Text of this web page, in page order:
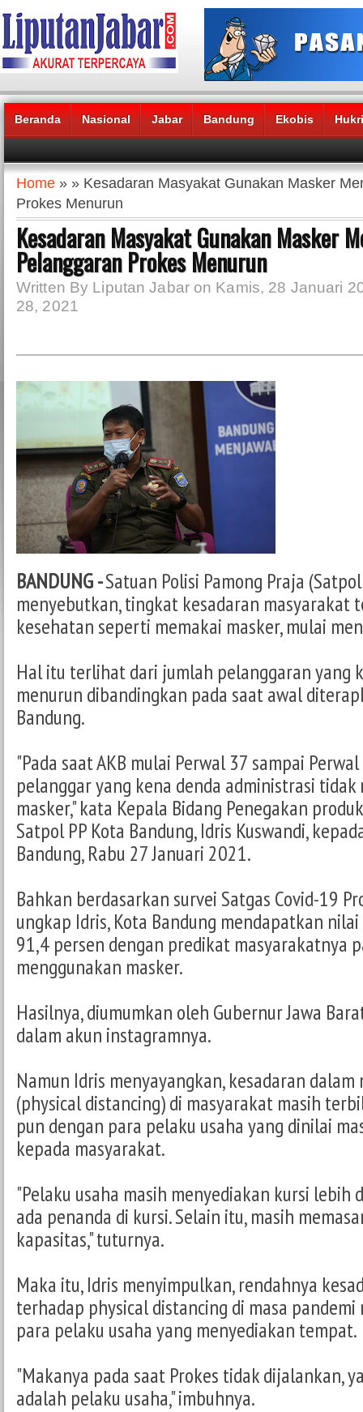
Beranda Nasional Jabar Bandung Ekobis
Headlines News :
Home » » Kesadaran Masyakat Gunakan Masker
Prokes Menurun
Kesadaran Masyakat Gunakan Masker
Pelanggaran Prokes Menurun
Written By Liputan Jabar on Kamis, 28 Januari
28, 2021
BANDUNG -Satuan Polisi Pamong Praja
menyebutkan, tingkat kesadaran masyarakat
kesehatan seperti memakai masker, mulai
Hal itu terlihat dari jumlah pelanggaran yang
menurun dibandingkan pada saat awal
Bandung.
"Pada saat AKB mulai Perwal 37 sampai
pelanggar yang kena denda administrasi tidak
masker," kata Kepala Bidang Penegakan
Satpol PP Kota Bandung, Idris Kuswandi,
Bandung, Rabu 27 Januari 2021.
Bahkan berdasarkan survei Satgas Covid-19
ungkap Idris, Kota Bandung mendapatkan
91,4 persen dengan predikat masyarakatnya
menggunakan masker.
Hasilnya, diumumkan oleh Gubernur Jawa
dalam akun instagramnya.
Namun Idris menyayangkan, kesadaran
(physical distancing) di masyarakat masih
pun dengan para pelaku usaha yang dinilai
kepada masyarakat.
"Pelaku usaha masih menyediakan kursi lebih
ada penanda di kursi. Selain itu, masih
kapasitas," tuturnya.
Maka itu, Idris menyimpulkan, rendahnya
terhadap physical distancing di masa
para pelaku usaha yang menyediakan tempat.
"Makanya pada saat Prokes tidak dijalankan,
adalah pelaku usaha," imbuhnya.